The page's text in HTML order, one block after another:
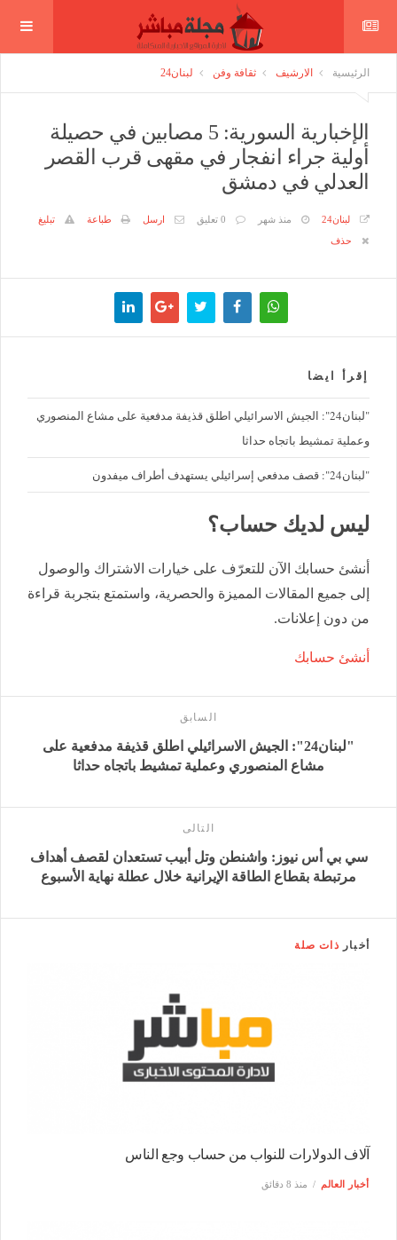
الرئيسية الارشيف ثقافة وفن لبنان24
الإخبارية السورية: 5 مصابين في حصيلة
أولية جراء انفجار في مقهى قرب القصر
العدلي في دمشق
لبنان24 منذ شهر 0 تعليق ارسل طباعة
تبليغ
حذف
إقرأ ايضا
"لبنان24": الجيش الاسرائيلي اطلق قذيفة مدفعية على مشاع المنصوري
وعملية تمشيط باتجاه حداثا
"لبنان24": قصف مدفعي إسرائيلي يستهدف أطراف ميفدون
ليس لديك حساب؟
أنشئ حسابك الآن للتعرّف على خيارات الاشتراك والوصول
إلى جميع المقالات المميزة والحصرية، واستمتع بتجربة قراءة
من دون إعلانات.
أنشئ حسابك
السابق
"لبنان24": الجيش الاسرائيلي اطلق قذيفة مدفعية على
مشاع المنصوري وعملية تمشيط باتجاه حداثا
التالى
سي بي أس نيوز: واشنطن وتل أبيب تستعدان لقصف أهداف
مرتبطة بقطاع الطاقة الإيرانية خلال عطلة نهاية الأسبوع
أخبار ذات صلة
آلاف الدولارات للنواب من حساب وجع الناس
أخبار العالم منذ 8 دقائق